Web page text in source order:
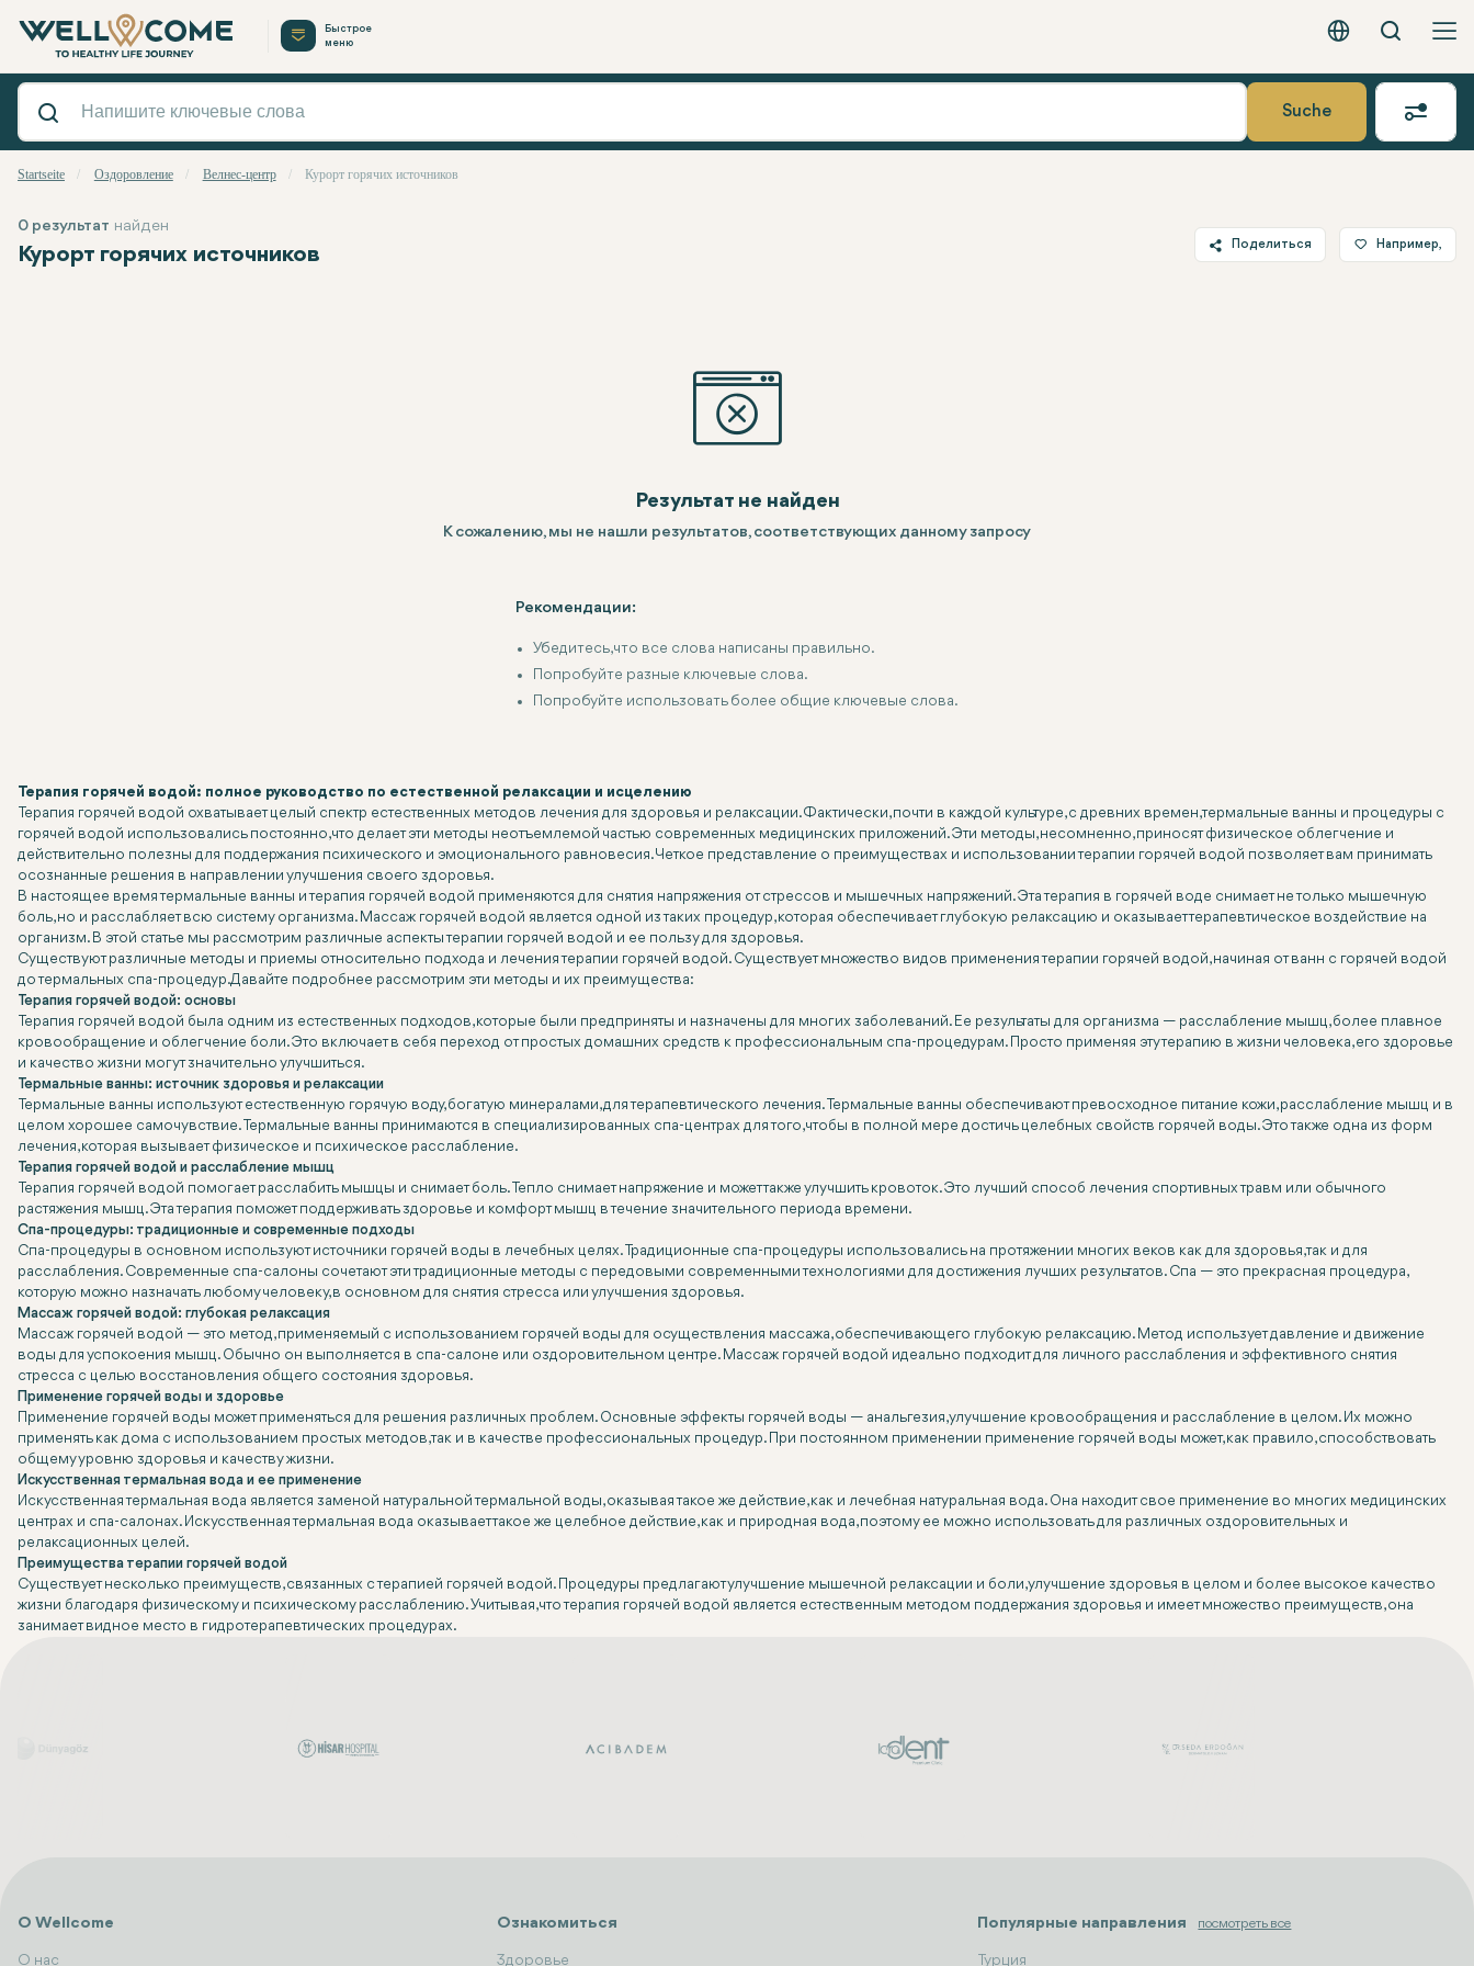
Русский - EUR
Вызов
Быстрое
меню
Suche
Startseite Оздоровление Велнес-центр Курорт горячих источников
Курорт горячих источников
0 результат найден
Поделиться Например,
Результат не найден
К сожалению, мы не нашли результатов, соответствующих данному запросу
Рекомендации:
Убедитесь, что все слова написаны правильно.
Попробуйте разные ключевые слова.
Попробуйте использовать более общие ключевые слова.
Терапия горячей водой: полное руководство по естественной релаксации и исцелению
Терапия горячей водой охватывает целый спектр естественных методов лечения для здоровья и релаксации. Фактически, почти в каждой культуре, с древних времен, термальные ванны и процедуры с
горячей водой использовались постоянно, что делает эти методы неотъемлемой частью современных медицинских приложений. Эти методы, несомненно, приносят физическое облегчение и
действительно полезны для поддержания психического и эмоционального равновесия. Четкое представление о преимуществах и использовании терапии горячей водой позволяет вам принимать
осознанные решения в направлении улучшения своего здоровья.
В настоящее время термальные ванны и терапия горячей водой применяются для снятия напряжения от стрессов и мышечных напряжений. Эта терапия в горячей воде снимает не только мышечную
боль, но и расслабляет всю систему организма. Массаж горячей водой является одной из таких процедур, которая обеспечивает глубокую релаксацию и оказывает терапевтическое воздействие на
организм. В этой статье мы рассмотрим различные аспекты терапии горячей водой и ее пользу для здоровья.
Существуют различные методы и приемы относительно подхода и лечения терапии горячей водой. Существует множество видов применения терапии горячей водой, начиная от ванн с горячей водой
до термальных спа-процедур. Давайте подробнее рассмотрим эти методы и их преимущества:
Терапия горячей водой: основы
Терапия горячей водой была одним из естественных подходов, которые были предприняты и назначены для многих заболеваний. Ее результаты для организма — расслабление мышц, более плавное
кровообращение и облегчение боли. Это включает в себя переход от простых домашних средств к профессиональным спа-процедурам. Просто применяя эту терапию в жизни человека, его здоровье
и качество жизни могут значительно улучшиться.
Термальные ванны: источник здоровья и релаксации
Термальные ванны используют естественную горячую воду, богатую минералами, для терапевтического лечения. Термальные ванны обеспечивают превосходное питание кожи, расслабление мышц и в
целом хорошее самочувствие. Термальные ванны принимаются в специализированных спа-центрах для того, чтобы в полной мере достичь целебных свойств горячей воды. Это также одна из форм
лечения, которая вызывает физическое и психическое расслабление.
Терапия горячей водой и расслабление мышц
Терапия горячей водой помогает расслабить мышцы и снимает боль. Тепло снимает напряжение и может также улучшить кровоток. Это лучший способ лечения спортивных травм или обычного
растяжения мышц. Эта терапия поможет поддерживать здоровье и комфорт мышц в течение значительного периода времени.
Спа-процедуры: традиционные и современные подходы
Спа-процедуры в основном используют источники горячей воды в лечебных целях. Традиционные спа-процедуры использовались на протяжении многих веков как для здоровья, так и для
расслабления. Современные спа-салоны сочетают эти традиционные методы с передовыми современными технологиями для достижения лучших результатов. Спа — это прекрасная процедура,
которую можно назначать любому человеку, в основном для снятия стресса или улучшения здоровья.
Массаж горячей водой: глубокая релаксация
Массаж горячей водой — это метод, применяемый с использованием горячей воды для осуществления массажа, обеспечивающего глубокую релаксацию. Метод использует давление и движение
воды для успокоения мышц. Обычно он выполняется в спа-салоне или оздоровительном центре. Массаж горячей водой идеально подходит для личного расслабления и эффективного снятия
стресса с целью восстановления общего состояния здоровья.
Применение горячей воды и здоровье
Применение горячей воды может применяться для решения различных проблем. Основные эффекты горячей воды — анальгезия, улучшение кровообращения и расслабление в целом. Их можно
применять как дома с использованием простых методов, так и в качестве профессиональных процедур. При постоянном применении применение горячей воды может, как правило, способствовать
общему уровню здоровья и качеству жизни.
Искусственная термальная вода и ее применение
Искусственная термальная вода является заменой натуральной термальной воды, оказывая такое же действие, как и лечебная натуральная вода. Она находит свое применение во многих медицинских
центрах и спа-салонах. Искусственная термальная вода оказывает такое же целебное действие, как и природная вода, поэтому ее можно использовать для различных оздоровительных и
релаксационных целей.
Преимущества терапии горячей водой
Существует несколько преимуществ, связанных с терапией горячей водой. Процедуры предлагают улучшение мышечной релаксации и боли, улучшение здоровья в целом и более высокое качество
жизни благодаря физическому и психическому расслаблению. Учитывая, что терапия горячей водой является естественным методом поддержания здоровья и имеет множество преимуществ, она
занимает видное место в гидротерапевтических процедурах.
О Wellcome
О нас
Ознакомиться
Здоровье
Популярные направления посмотреть все
Турция